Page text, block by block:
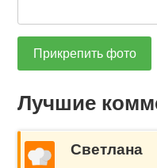
Прикрепить фото
Лучшие
Светлана